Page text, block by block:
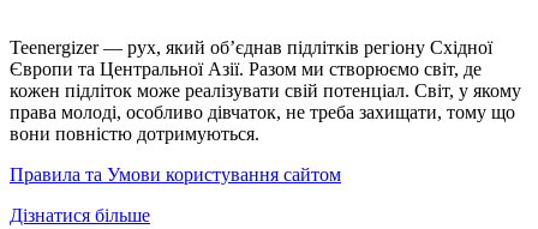
Teenergizer — рух, який об’єднав підлітків регіону Східної
Європи та Центральної Азії. Разом ми створюємо світ, де
кожен підліток може реалізувати свій потенціал. Світ, у якому
права молоді, особливо дівчаток, не треба захищати, тому що
вони повністю дотримуються.
Правила та Умови користування сайтом
Дізнатися більше